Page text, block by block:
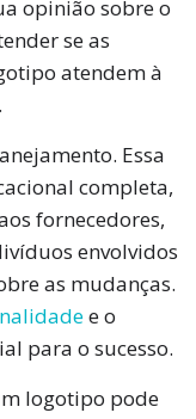
opinião sobre o
se as
atendem à
Essa
completa,
fornecedores,
envolvidos
as mudanças.
e o
para o sucesso.
logotipo pode